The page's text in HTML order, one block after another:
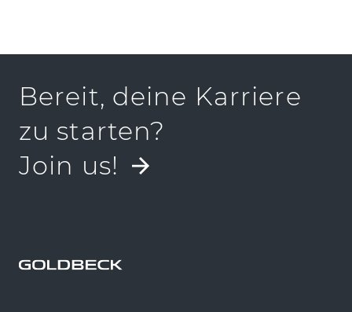
Bereit, deine Karriere
zu starten?
Join us!